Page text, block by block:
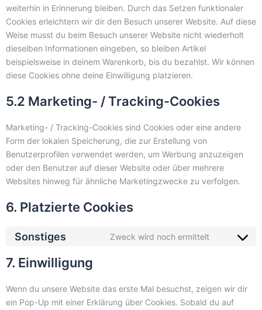
weiterhin in Erinnerung bleiben. Durch das Setzen funktionaler
Cookies erleichtern wir dir den Besuch unserer Website. Auf diese
Weise musst du beim Besuch unserer Website nicht wiederholt
dieselben Informationen eingeben, so bleiben Artikel
beispielsweise in deinem Warenkorb, bis du bezahlst. Wir können
diese Cookies ohne deine Einwilligung platzieren.
5.2 Marketing- / Tracking-Cookies
Marketing- / Tracking-Cookies sind Cookies oder eine andere
Form der lokalen Speicherung, die zur Erstellung von
Benutzerprofilen verwendet werden, um Werbung anzuzeigen
oder den Benutzer auf dieser Website oder über mehrere
Websites hinweg für ähnliche Marketingzwecke zu verfolgen.
6. Platzierte Cookies
Sonstiges Zweck wird noch ermittelt
7. Einwilligung
Wenn du unsere Website das erste Mal besuchst, zeigen wir dir
ein Pop-Up mit einer Erklärung über Cookies. Sobald du auf